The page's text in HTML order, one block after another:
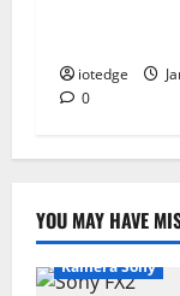
iotedge
0
YOU MAY HAVE
Kamera Sony